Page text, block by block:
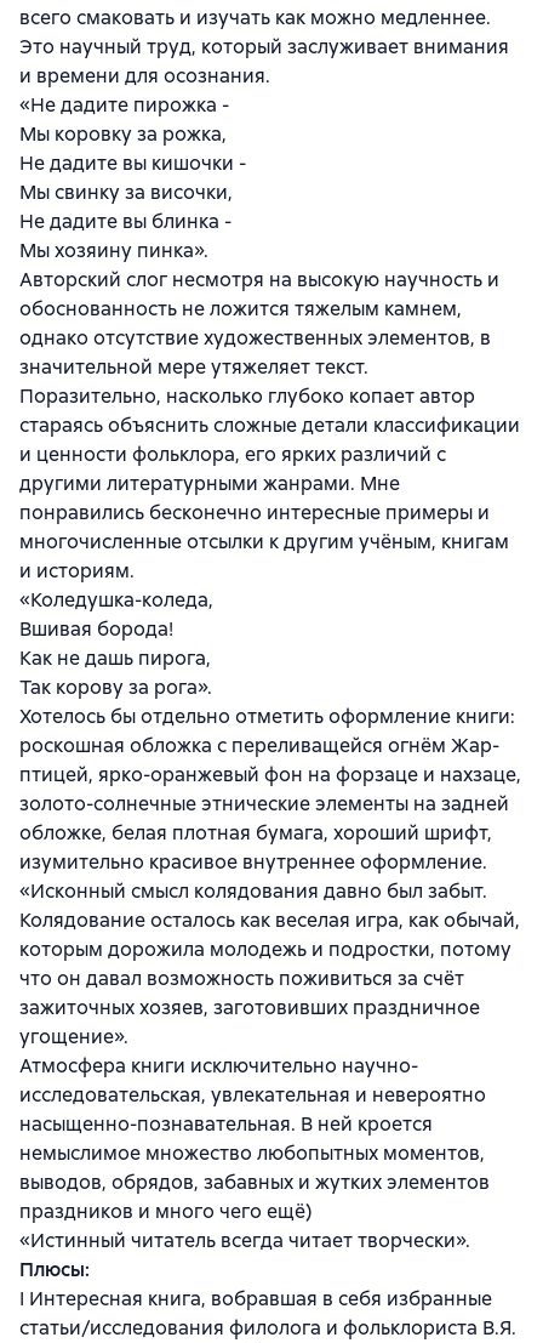
всего смаковать и изучать как можно медленнее.
Это научный труд, который заслуживает внимания
и времени для осознания.
«Не дадите пирожка -
Мы коровку за рожка,
Не дадите вы кишочки -
Мы свинку за височки,
Не дадите вы блинка -
Мы хозяину пинка».
Авторский слог несмотря на высокую научность и
обоснованность не ложится тяжелым камнем,
однако отсутствие художественных элементов, в
значительной мере утяжеляет текст.
Поразительно, насколько глубоко копает автор
стараясь объяснить сложные детали классификации
и ценности фольклора, его ярких различий с
другими литературными жанрами. Мне
понравились бесконечно интересные примеры и
многочисленные отсылки к другим учёным, книгам
и историям.
«Коледушка-коледа,
Вшивая борода!
Как не дашь пирога,
Так корову за рога».
Хотелось бы отдельно отметить оформление книги:
роскошная обложка с переливащейся огнём Жар-
птицей, ярко-оранжевый фон на форзаце и нахзаце,
золото-солнечные этнические элементы на задней
обложке, белая плотная бумага, хороший шрифт,
изумительно красивое внутреннее оформление.
«Исконный смысл колядования давно был забыт.
Колядование осталось как веселая игра, как обычай,
которым дорожила молодежь и подростки, потому
что он давал возможность поживиться за счёт
зажиточных хозяев, заготовивших праздничное
угощение».
Атмосфера книги исключительно научно-
исследовательская, увлекательная и невероятно
насыщенно-познавательная. В ней кроется
немыслимое множество любопытных моментов,
выводов, обрядов, забавных и жутких элементов
праздников и много чего ещё)
«Истинный читатель всегда читает творчески».
Плюсы:
I Интересная книга, вобравшая в себя избранные
статьи/исследования филолога и фольклориста В.Я.